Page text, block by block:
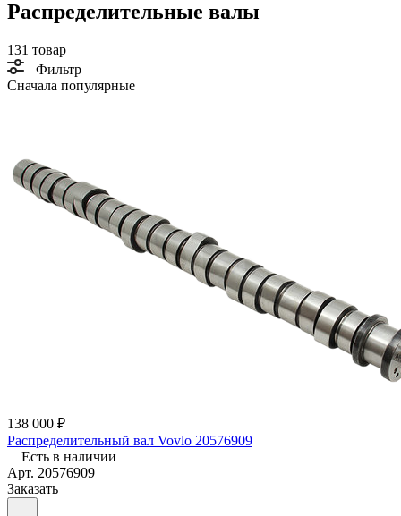
Распределительные валы
131 товар
Фильтр
Сначала популярные
138 000 ₽
Распределительный вал Vovlo 20576909
Есть в наличии
Арт. 20576909
Заказать